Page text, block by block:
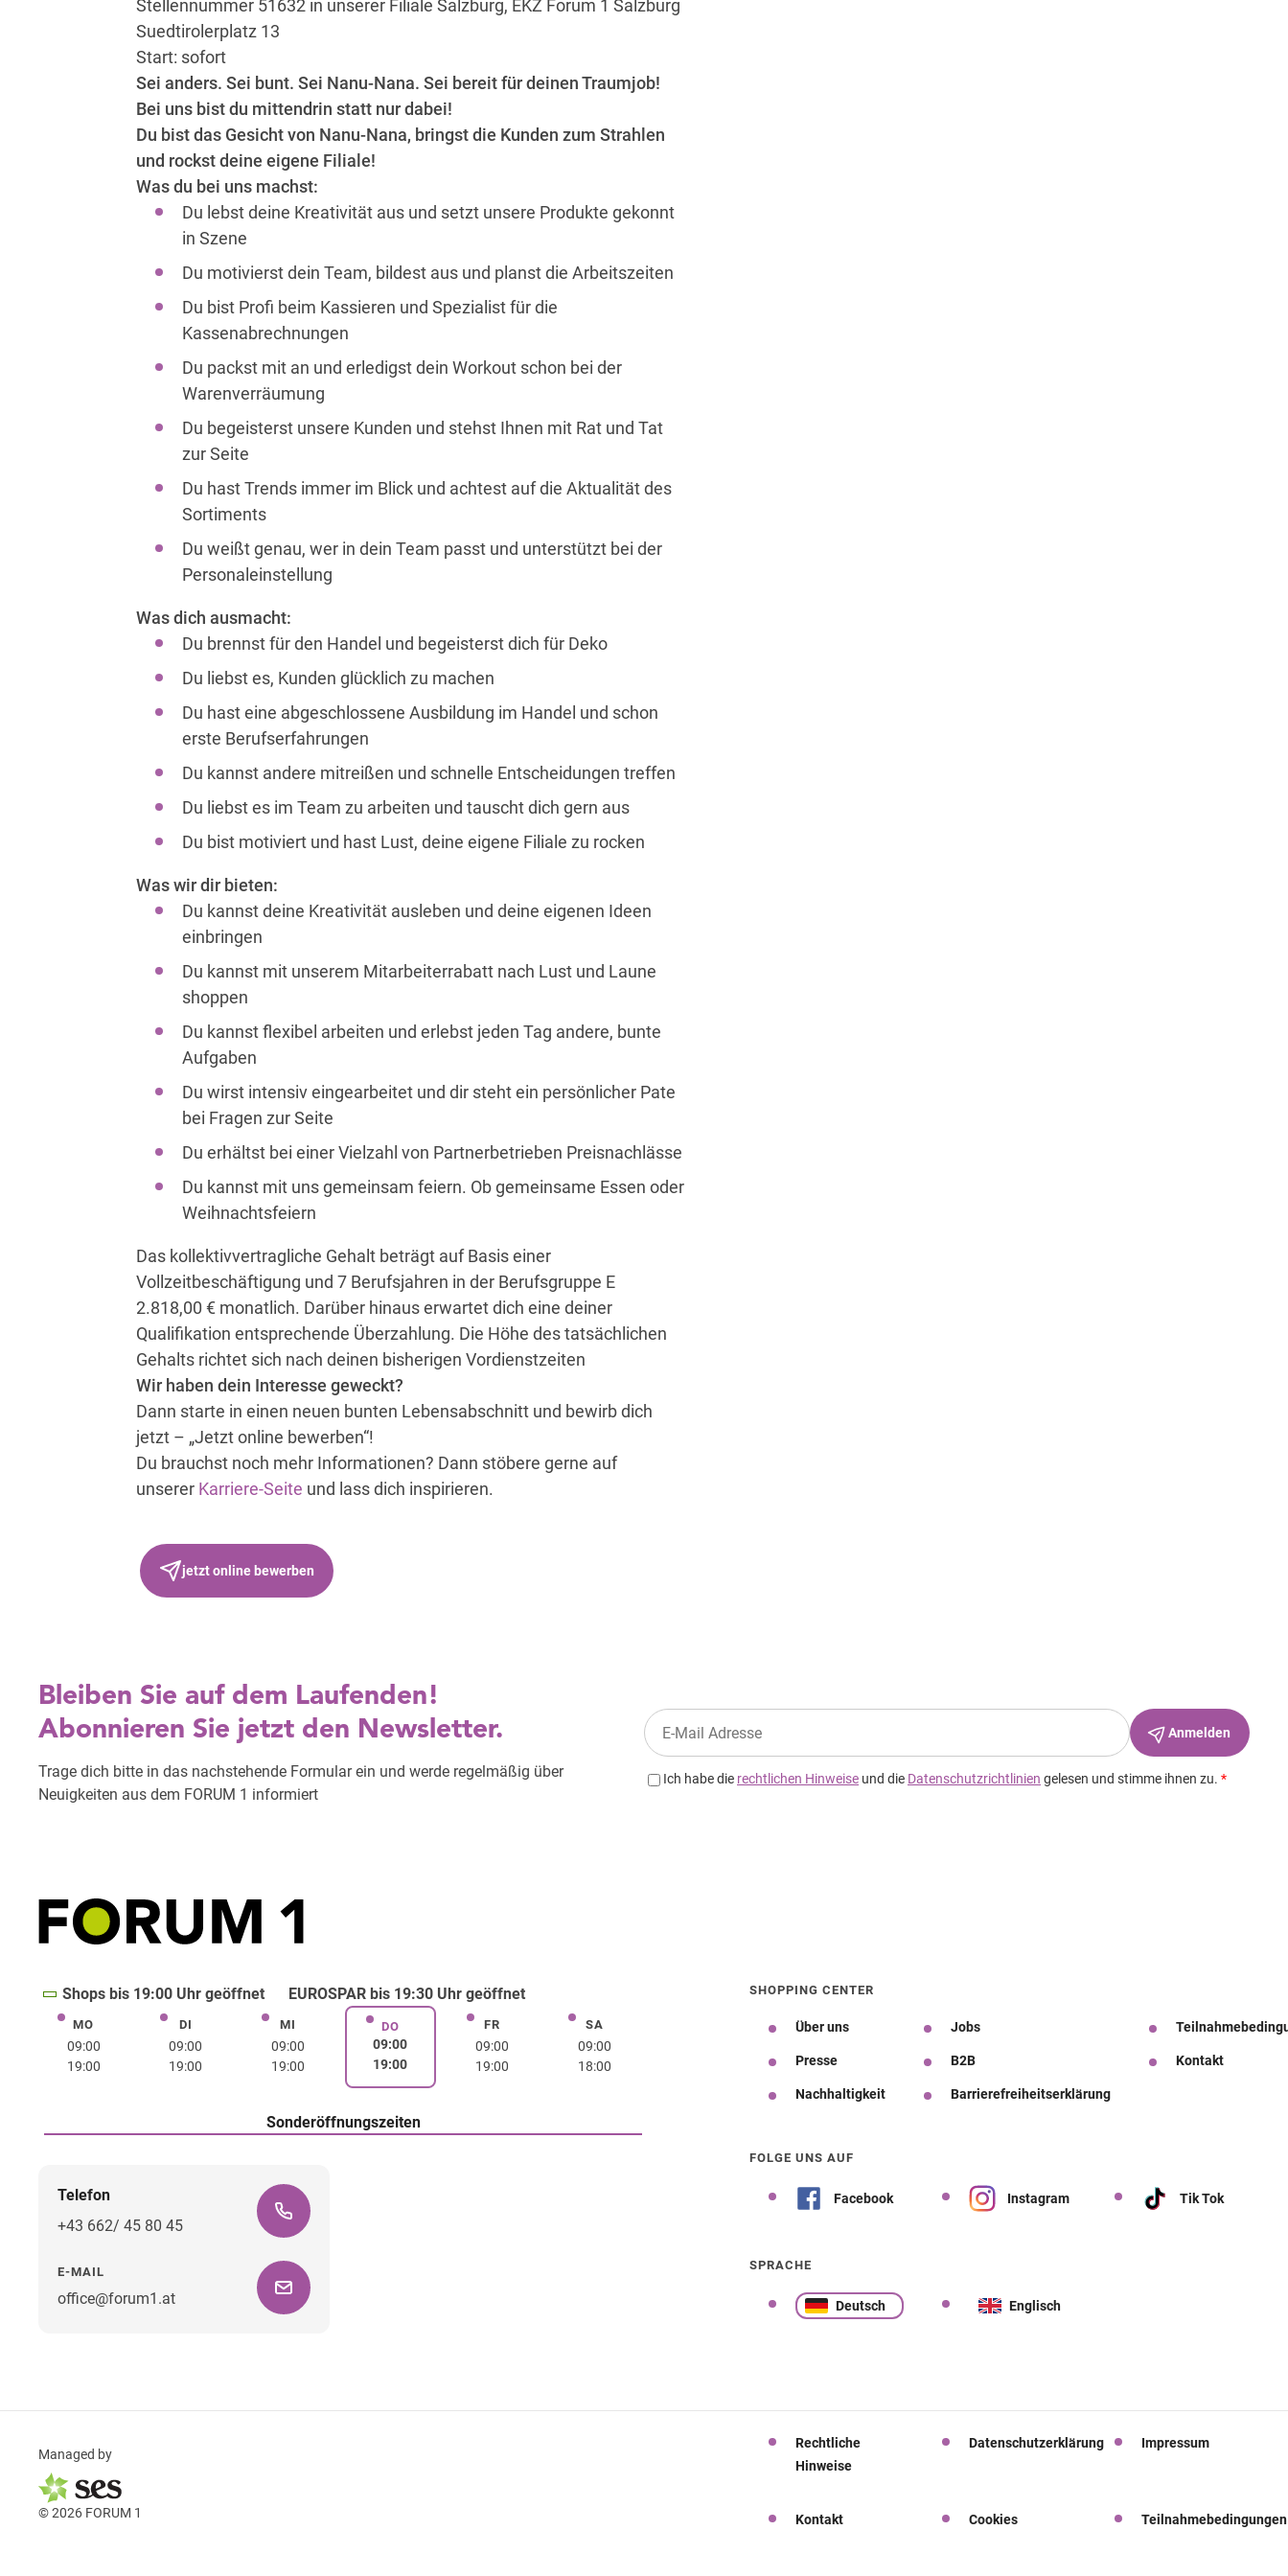
Stellennummer 51632 in unserer Filiale Salzburg, EKZ Forum 1 Salzburg
Suedtirolerplatz 13
Start: sofort
Sei anders. Sei bunt. Sei Nanu-Nana. Sei bereit für deinen Traumjob!
Bei uns bist du mittendrin statt nur dabei!
Du bist das Gesicht von Nanu-Nana, bringst die Kunden zum Strahlen
und rockst deine eigene Filiale!
Was du bei uns machst:
Du lebst deine Kreativität aus und setzt unsere Produkte gekonnt
in Szene
Du motivierst dein Team, bildest aus und planst die Arbeitszeiten
Du bist Profi beim Kassieren und Spezialist für die
Kassenabrechnungen
Du packst mit an und erledigst dein Workout schon bei der
Warenverräumung
Du begeisterst unsere Kunden und stehst Ihnen mit Rat und Tat
zur Seite
Du hast Trends immer im Blick und achtest auf die Aktualität des
Sortiments
Du weißt genau, wer in dein Team passt und unterstützt bei der
Personaleinstellung
Was dich ausmacht:
Du brennst für den Handel und begeisterst dich für Deko
Du liebst es, Kunden glücklich zu machen
Du hast eine abgeschlossene Ausbildung im Handel und schon
erste Berufserfahrungen
Du kannst andere mitreißen und schnelle Entscheidungen treffen
Du liebst es im Team zu arbeiten und tauscht dich gern aus
Du bist motiviert und hast Lust, deine eigene Filiale zu rocken
Was wir dir bieten:
Du kannst deine Kreativität ausleben und deine eigenen Ideen
einbringen
Du kannst mit unserem Mitarbeiterrabatt nach Lust und Laune
shoppen
Du kannst flexibel arbeiten und erlebst jeden Tag andere, bunte
Aufgaben
Du wirst intensiv eingearbeitet und dir steht ein persönlicher Pate
bei Fragen zur Seite
Du erhältst bei einer Vielzahl von Partnerbetrieben Preisnachlässe
Du kannst mit uns gemeinsam feiern. Ob gemeinsame Essen oder
Weihnachtsfeiern
Das kollektivvertragliche Gehalt beträgt auf Basis einer
Vollzeitbeschäftigung und 7 Berufsjahren in der Berufsgruppe E
2.818,00 € monatlich. Darüber hinaus erwartet dich eine deiner
Qualifikation entsprechende Überzahlung. Die Höhe des tatsächlichen
Gehalts richtet sich nach deinen bisherigen Vordienstzeiten
Wir haben dein Interesse geweckt?
Dann starte in einen neuen bunten Lebensabschnitt und bewirb dich
jetzt – „Jetzt online bewerben“!
Du brauchst noch mehr Informationen? Dann stöbere gerne auf
unserer Karriere-Seite und lass dich inspirieren.
jetzt online bewerben
Shops bis 19:00 Uhr geöffnet EUROSPAR bis 19:30 Uhr geöffnet
MOMontag
09:00
19:00
DIDienstag
09:00
19:00
MIMittwoch
09:00
19:00
DODonnerstag
09:00
19:00
FRFreitag
09:00
19:00
SASamstag
09:00
18:00
Sonderöffnungszeiten
Telefon
+43 662/ 45 80 45
E-MAIL
office@forum1.at
SHOPPING CENTER
Über uns Jobs
Presse B2B Kontakt
Nachhaltigkeit Barrierefreiheitserklärung
FOLGE UNS AUF
Facebook Instagram Tik Tok
SPRACHE
Deutsch Englisch
Managed by
© 2026 FORUM 1
Rechtliche
Hinweise
Datenschutzerklärung Impressum
Kontakt Cookies Teilnahmebedingungen